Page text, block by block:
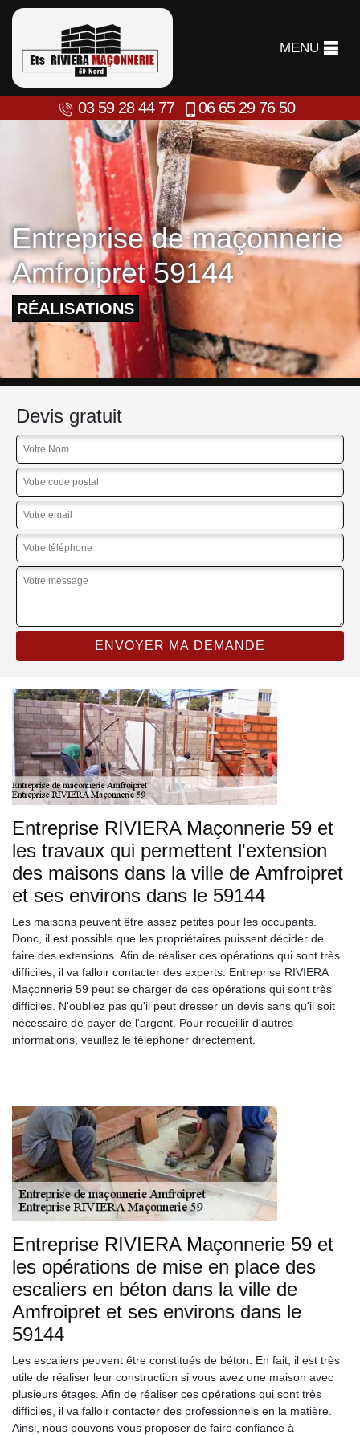
MENU
03 59 28 44 77 06 65 29 76 50
Entreprise de maçonnerie
Amfroipret 59144
RÉALISATIONS
Devis gratuit
Entreprise RIVIERA Maçonnerie 59 et
les travaux qui permettent l'extension
des maisons dans la ville de Amfroipret
et ses environs dans le 59144
Les maisons peuvent être assez petites pour les occupants.
Donc, il est possible que les propriétaires puissent décider de
faire des extensions. Afin de réaliser ces opérations qui sont très
difficiles, il va falloir contacter des experts. Entreprise RIVIERA
Maçonnerie 59 peut se charger de ces opérations qui sont très
difficiles. N'oubliez pas qu'il peut dresser un devis sans qu'il soit
nécessaire de payer de l'argent. Pour recueillir d'autres
informations, veuillez le téléphoner directement.
Entreprise RIVIERA Maçonnerie 59 et
les opérations de mise en place des
escaliers en béton dans la ville de
Amfroipret et ses environs dans le
59144
Les escaliers peuvent être constitués de béton. En fait, il est très
utile de réaliser leur construction si vous avez une maison avec
plusieurs étages. Afin de réaliser ces opérations qui sont très
difficiles, il va falloir contacter des professionnels en la matière.
Ainsi, nous pouvons vous proposer de faire confiance à